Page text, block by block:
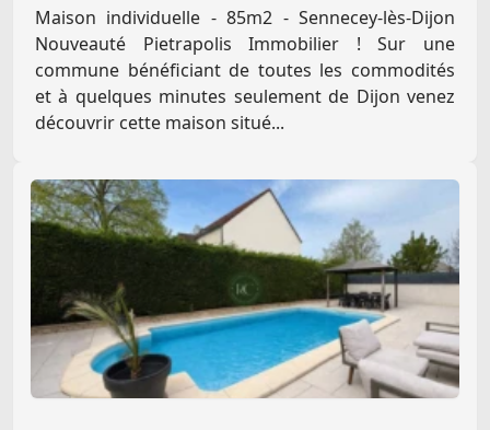
Maison individuelle - 85m2 - Sennecey-lès-Dijon
Nouveauté Pietrapolis Immobilier ! Sur une
commune bénéficiant de toutes les commodités
et à quelques minutes seulement de Dijon venez
découvrir cette maison situé...